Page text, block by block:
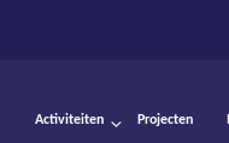
Activiteiten Projecten